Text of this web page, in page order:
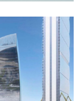
de las empresas
una capacitación